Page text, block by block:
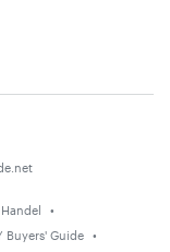
Buyers' Guide